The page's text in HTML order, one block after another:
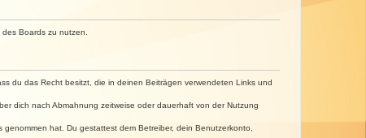
Boards zu nutzen.
du das Recht besitzt, die in deinen Beiträgen verwendeten Links und
dich nach Abmahnung zeitweise oder dauerhaft von der Nutzung
hat. Du gestattest dem Betreiber, dein Benutzerkonto,